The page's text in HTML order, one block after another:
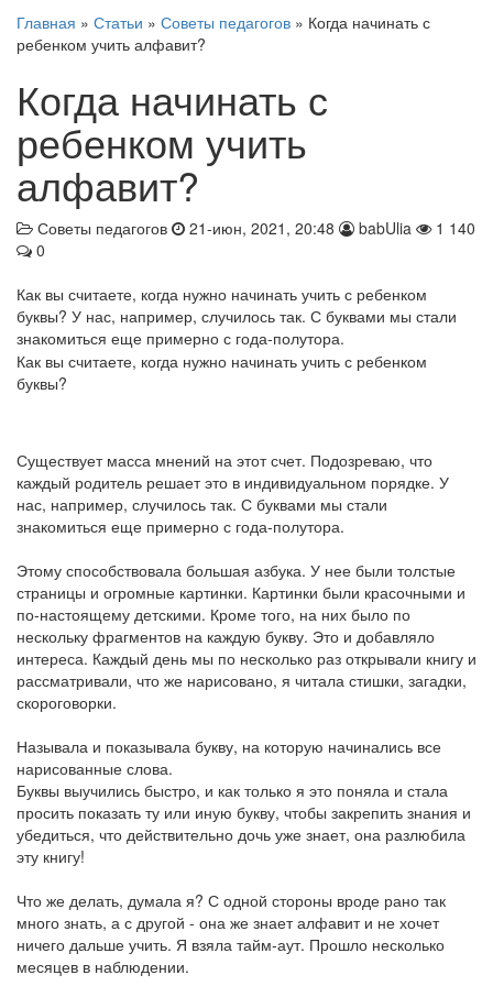
Главная » Статьи » Советы педагогов » Когда начинать с
ребенком учить алфавит?
Когда начинать с
ребенком учить
алфавит?
Советы педагогов 21-июн, 2021, 20:48 babUlia
1 140
0
Как вы считаете, когда нужно начинать учить с ребенком
буквы? У нас, например, случилось так. С буквами мы стали
знакомиться еще примерно с года-полутора.
Как вы считаете, когда нужно начинать учить с ребенком
буквы?
Существует масса мнений на этот счет. Подозреваю, что
каждый родитель решает это в индивидуальном порядке. У
нас, например, случилось так. С буквами мы стали
знакомиться еще примерно с года-полутора.
Этому способствовала большая азбука. У нее были толстые
страницы и огромные картинки. Картинки были красочными и
по-настоящему детскими. Кроме того, на них было по
нескольку фрагментов на каждую букву. Это и добавляло
интереса. Каждый день мы по несколько раз открывали книгу и
рассматривали, что же нарисовано, я читала стишки, загадки,
скороговорки.
Называла и показывала букву, на которую начинались все
нарисованные слова.
Буквы выучились быстро, и как только я это поняла и стала
просить показать ту или иную букву, чтобы закрепить знания и
убедиться, что действительно дочь уже знает, она разлюбила
эту книгу!
Что же делать, думала я? С одной стороны вроде рано так
много знать, а с другой - она же знает алфавит и не хочет
ничего дальше учить. Я взяла тайм-аут. Прошло несколько
месяцев в наблюдении.